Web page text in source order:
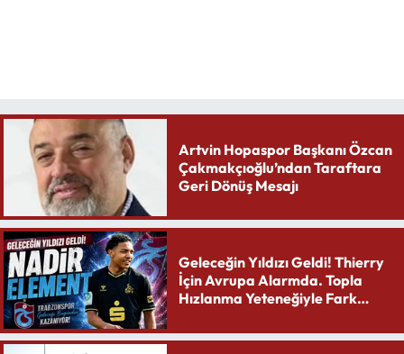
Artvin Hopaspor Başkanı Özcan
Çakmakçıoğlu’ndan Taraftara
Geri Dönüş Mesajı
Geleceğin Yıldızı Geldi! Thierry
İçin Avrupa Alarmda. Topla
Hızlanma Yeteneğiyle Fark